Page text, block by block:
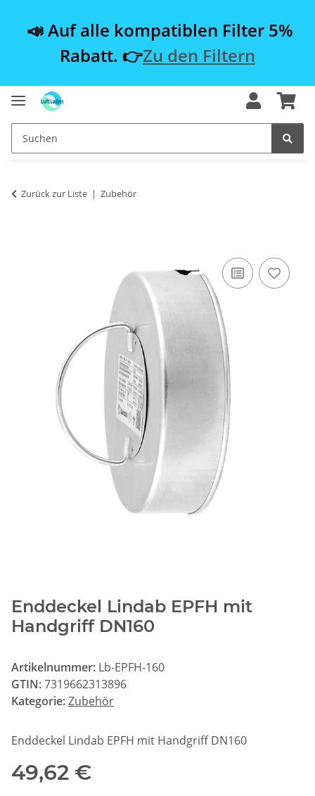
📣 Auf alle kompatiblen Filter 5%
Rabatt. 👉Zu den Filtern
Zurück zur Liste Zubehör
Enddeckel Lindab EPFH mit
Handgriff DN160
Artikelnummer: Lb-EPFH-160
GTIN:7319662313896
Kategorie:Zubehör
Enddeckel Lindab EPFH mit Handgriff DN160
49,62 €